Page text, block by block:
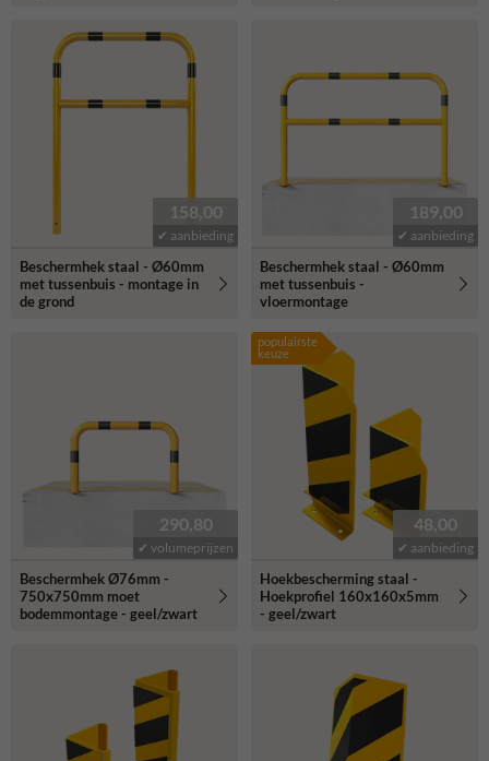
158,00
✔ aanbieding
Beschermhek staal - Ø60mm
met tussenbuis - montage in
de grond
189,00
✔ aanbieding
Beschermhek staal - Ø60mm
met tussenbuis -
vloermontage
290,80
✔ volumeprijzen
Beschermhek Ø76mm -
750x750mm moet
bodemmontage - geel/zwart
populairste
keuze
48,00
✔ aanbieding
Hoekbescherming staal -
Hoekprofiel 160x160x5mm
- geel/zwart